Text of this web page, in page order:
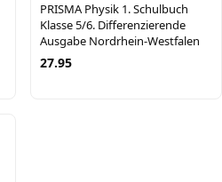
PRISMA Physik 1. Schulbuch
Klasse 5/6. Differenzierende
Ausgabe Nordrhein-Westfalen
27.95